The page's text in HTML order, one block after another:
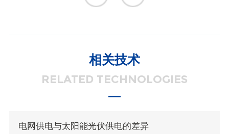
相关技术
RELATED TECHNOLOGIES
电网供电与太阳能光伏供电的差异